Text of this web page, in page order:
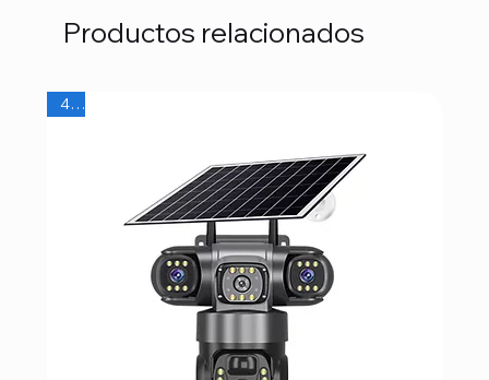
Productos relacionados
4G